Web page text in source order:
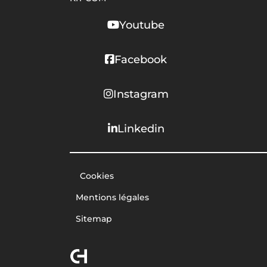
Youtube
Facebook
Instagram
Linkedin
Cookies
Mentions légales
Sitemap